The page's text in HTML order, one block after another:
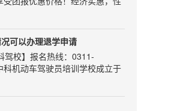
。返程过程中，车辆同样处于
使用暖风来为大家进行测试，
材，所以我将暖风开启，把手
间使用暖风大约5分钟左右，
暖风关掉了。 由于返程时间较
，车辆基本以D挡模式下限制的
最后到达朝阳公园时，车辆行
这件事情遇到考驾照，却也让我
定必须满半年登记才可取得居
划搁浅。异地学车这件事情本
难上加难，很多有意向的学员
外。3教练员从业资格认定被取
对我们教练的巨大改革，那就
培训教练员从业资格证认定，换
，教练会感觉你是一个很不错
能在平时的生活中犯一些小小
学员应该去了解原因理解你的教
和你的教练对着干。教练员整
性的工作，工作环境又很差，
个时候你应该练好自己的车，理
一下，如果自己的父母这么累，
丰田汉兰达、福特锐界的脚步，
市场格局，成为真正能与合
SUV。 2016年对于广汽传祺来
销量超过38万辆，同比大增
水平。日前，广汽传祺公布了
过去的1月份，广汽传祺销量劲
的七座SUV传祺GS8表现出
，占总销量超2成 不再是单骑走
又一主力军 其16.38-25.98万的
照，能否在中国开车呢？交警部
车必须申领中国机动车驾驶
照，只是驾照的多语言翻译文
多国语言的驾照公证件。”深
国陆路交通国际条约，授权相关
该国拥有驾照的驾驶员，主要
外驾车时，由于各国对驾照有不
可以办理退学申请
驾校】报名热线：0311-
机动车驾驶员培训学校成立于
庄市裕华区方兴路79号，总投